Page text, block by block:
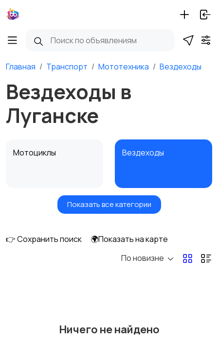
Главная Транспорт Мототехника Вездеходы
Вездеходы в
Луганске
Мотоциклы Вездеходы
Квадроциклы и багги
Снегоходы
Показать все категории
👉 Сохранить поиск
🌍Показать на карте
По новизне
Ничего не найдено